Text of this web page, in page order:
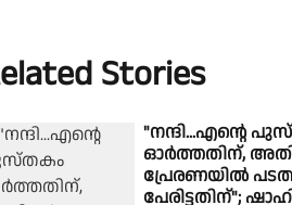
Stories
"നന്ദി...എന്റെ
ഓർത്തതിന്,
പ്രേരണയിൽ
പേരിട്ടതിന്";